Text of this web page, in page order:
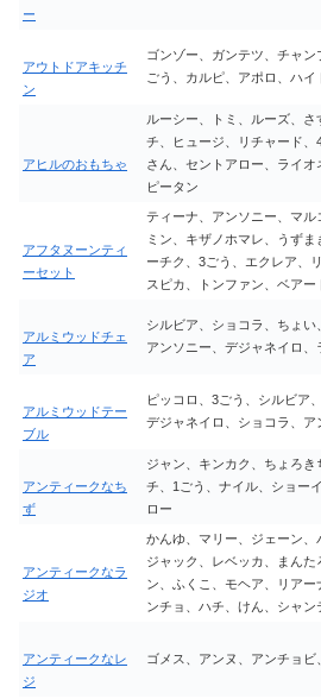
ー
アウトドアキッチ
ン
ゴンゾー、ガンテツ、チャ
ごう、カルピ、アポロ、ハイ
アヒルのおもちゃ
ルーシー、トミ、ルーズ、
チ、ヒュージ、リチャード、
さん、セントアロー、ライオ
ピータン
アフタヌーンティ
ーセット
ティーナ、アンソニー、マ
ミン、キザノホマレ、うず
ーチク、3ごう、エクレア、
スピカ、トンファン、ベアー
アルミウッドチェ
ア
シルビア、ショコラ、ちょい
アンソニー、デジャネイロ、
アルミウッドテー
ブル
ピッコロ、3ごう、シルビア
デジャネイロ、ショコラ、ア
アンティークなち
ず
ジャン、キンカク、ちょろ
チ、1ごう、ナイル、ショー
ロー
アンティークなラ
ジオ
かんゆ、マリー、ジェーン、
ジャック、レベッカ、まん
ン、ふくこ、モヘア、リア
ンチョ、ハチ、けん、シャン
アンティークなレ
ジ
ゴメス、アンヌ、アンチョ